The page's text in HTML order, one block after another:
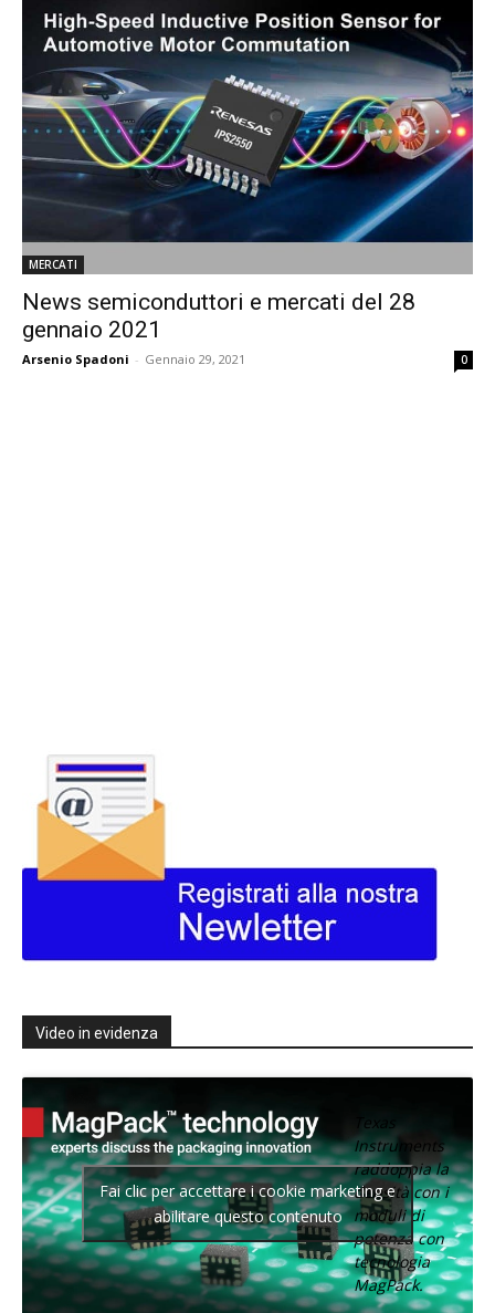
MERCATI
News semiconduttori e mercati del 28
gennaio 2021
Arsenio Spadoni - Gennaio 29, 2021 0
Video in evidenza
Texas
Instruments
raddoppia la
densità con i
moduli di
potenza con
tecnologia
MagPack.
Fai clic per accettare i cookie marketing e
abilitare questo contenuto